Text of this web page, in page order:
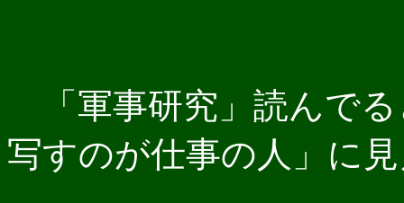
「軍事研究」読んで
写すのが仕事の人」に